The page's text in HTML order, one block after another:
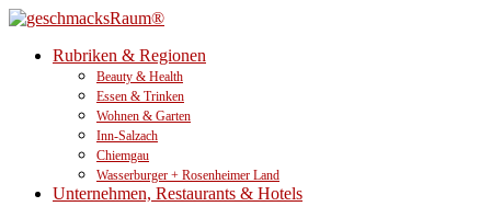
Rubriken & Regionen
Beauty & Health
Essen & Trinken
Wohnen & Garten
Inn-Salzach
Chiemgau
Wasserburger + Rosenheimer Land
Unternehmen, Restaurants & Hotels